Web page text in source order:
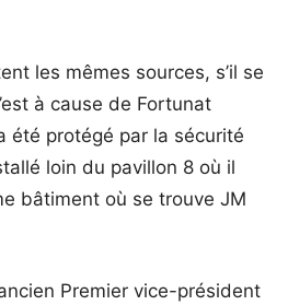
les mêmes sources, s’il se
à cause de Fortunat
été protégé par la sécurité
loin du pavillon 8 où il
bâtiment où se trouve JM
Premier vice-président